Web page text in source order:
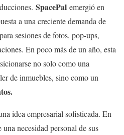
SpacePal emergió en
a una creciente demanda de
sesiones de fotos, pop-ups,
En poco más de un año, esta
no solo como una
de inmuebles, sino como un
idea empresarial sofisticada. En
necesidad personal de sus